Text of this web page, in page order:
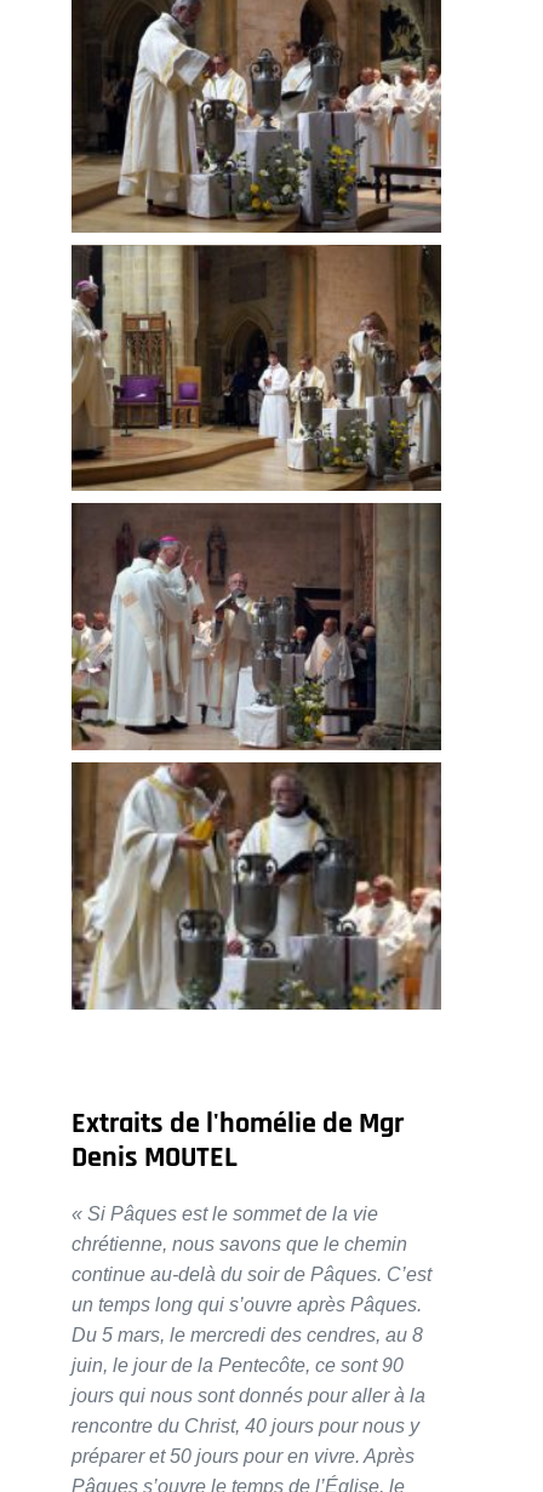
Extraits de l'homélie de Mgr
Denis MOUTEL
« Si Pâques est le sommet de la vie
chrétienne, nous savons que le chemin
continue au-delà du soir de Pâques. C’est
un temps long qui s’ouvre après Pâques.
Du 5 mars, le mercredi des cendres, au 8
juin, le jour de la Pentecôte, ce sont 90
jours qui nous sont donnés pour aller à la
rencontre du Christ, 40 jours pour nous y
préparer et 50 jours pour en vivre. Après
Pâques s’ouvre le temps de l’Église, le